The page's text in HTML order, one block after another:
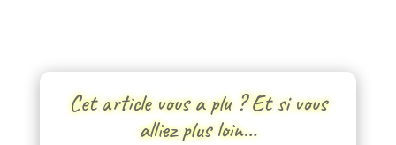
Cet article vous a plu ? Et si vous
alliez plus loin…